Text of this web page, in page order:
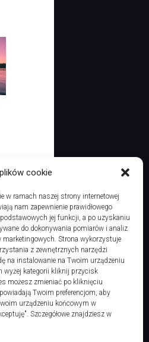
cookie
w ramach naszej strony internetowej
nam zapewnienie prawidłowego
jej funkcji, a po uzyskaniu
do dokonywania pomiarów i analiz
marketingowych. Strona wykorzystuje
z zewnętrznych narzędzi
na instalowanie na Twoim urządzeniu
wyżej kategorii kliknij przycisk
możesz zmieniać po kliknięciu
Twoim preferencjom, aby
urządzeniu końcowym w
Szczegółowe znajdziesz w